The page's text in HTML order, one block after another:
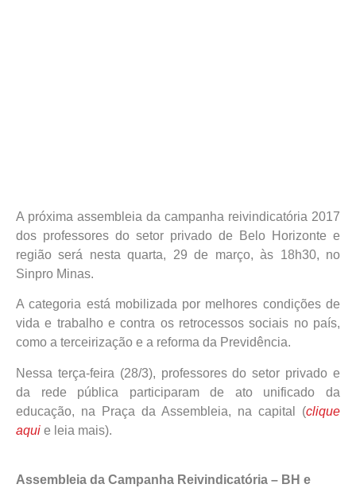
A próxima assembleia da campanha reivindicatória 2017
dos professores do setor privado de Belo Horizonte e
região será nesta quarta, 29 de março, às 18h30, no
Sinpro Minas.
A categoria está mobilizada por melhores condições de
vida e trabalho e contra os retrocessos sociais no país,
como a terceirização e a reforma da Previdência.
Nessa terça-feira (28/3), professores do setor privado e
da rede pública participaram de ato unificado da
educação, na Praça da Assembleia, na capital (clique
aqui e leia mais).
Assembleia da Campanha Reivindicatória – BH e